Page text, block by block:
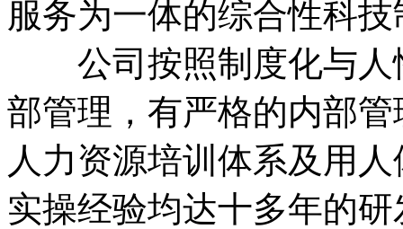
服务为一体的综合性科
公司按照制度化与人
部管理，有严格的内部
人力资源培训体系及用
实操经验均达十多年的